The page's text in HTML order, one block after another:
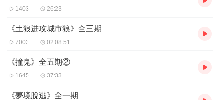
1403 26:23
《土狼进攻城市狼》全三期
7003 02:08:51
《撞鬼》全五期②
1645 37:33
《夢境脫逃》全一期